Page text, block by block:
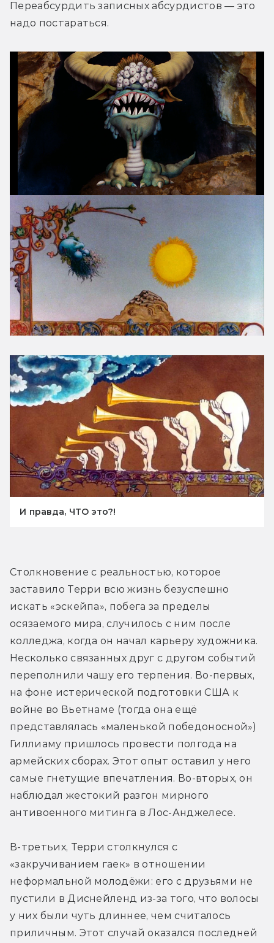
Переабсурдить записных абсурдистов — это
надо постараться.
И правда, ЧТО это?!
Столкновение с реальностью, которое
заставило Терри всю жизнь безуспешно
искать «эскейпа», побега за пределы
осязаемого мира, случилось с ним после
колледжа, когда он начал карьеру художника.
Несколько связанных друг с другом событий
переполнили чашу его терпения. Во-первых,
на фоне истерической подготовки США к
войне во Вьетнаме (тогда она ещё
представлялась «маленькой победоносной»)
Гиллиаму пришлось провести полгода на
армейских сборах. Этот опыт оставил у него
самые гнетущие впечатления. Во-вторых, он
наблюдал жестокий разгон мирного
антивоенного митинга в Лос-Анджелесе.
В-третьих, Терри столкнулся с
«закручиванием гаек» в отношении
неформальной молодёжи: его с друзьями не
пустили в Диснейленд из-за того, что волосы
у них были чуть длиннее, чем считалось
приличным. Этот случай оказался последней